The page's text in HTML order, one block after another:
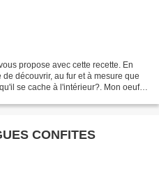
propose avec cette recette. En
découvrir, au fur et à mesure que
se cache à l'intérieur?. Mon oeuf
CONFITES